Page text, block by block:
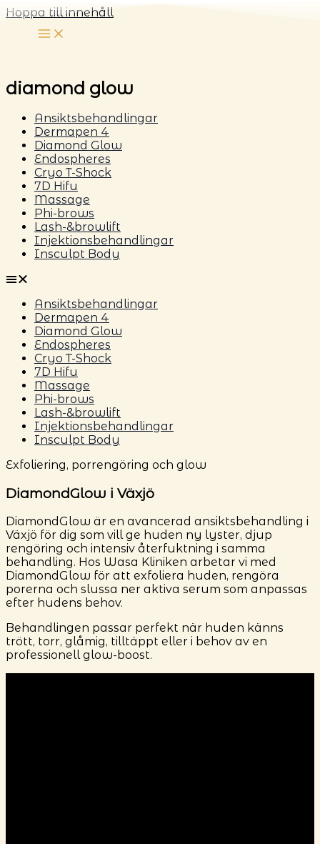
Hoppa till innehåll
diamond glow
Ansiktsbehandlingar
Dermapen 4
Diamond Glow
Endospheres
Cryo T-Shock
7D Hifu
Massage
Phi-brows
Lash-&browlift
Injektionsbehandlingar
Insculpt Body
Ansiktsbehandlingar
Dermapen 4
Diamond Glow
Endospheres
Cryo T-Shock
7D Hifu
Massage
Phi-brows
Lash-&browlift
Injektionsbehandlingar
Insculpt Body
Exfoliering, porrengöring och glow
DiamondGlow i Växjö
DiamondGlow är en avancerad ansiktsbehandling i
Växjö för dig som vill ge huden ny lyster, djup
rengöring och intensiv återfuktning i samma
behandling. Hos Wasa Kliniken arbetar vi med
DiamondGlow för att exfoliera huden, rengöra
porerna och slussa ner aktiva serum som anpassas
efter hudens behov.
Behandlingen passar perfekt när huden känns
trött, torr, glåmig, tilltäppt eller i behov av en
professionell glow-boost.